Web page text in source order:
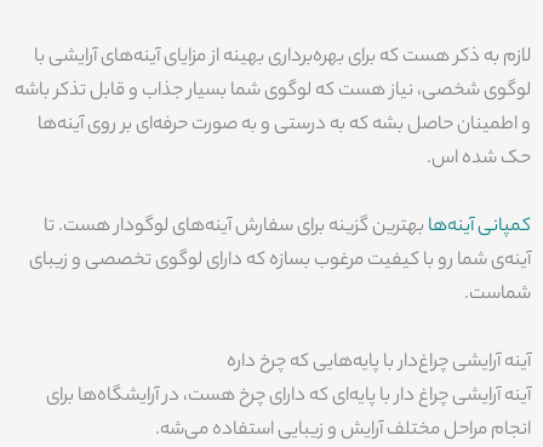
لازم به ذکر هست که برای بهره‌برداری بهینه از مزایای آینه‌های آرایشی با
لوگوی شخصی، نیاز هست که لوگوی شما بسیار جذاب و قابل تذکر باشه
و اطمینان حاصل بشه که به درستی و به صورت حرفه‌ای بر روی آینه‌ها
حک شده اس.
کمپانی آینه‌هابهترین گزینه برای سفارش آینه‌های لوگودار هست. تا
آینه‌ی شما رو با کیفیت مرغوب بسازه که دارای لوگوی تخصصی و زیبای
شماست.
آینه آرایشی چراغ‌دار با پایه‌هایی که چرخ داره
آینه‌ آرایشی چراغ دار با پایه‌ای که دارای چرخ هست، در آرایشگاه‌ها برای
انجام مراحل مختلف آرایش و زیبایی استفاده می‌شه.